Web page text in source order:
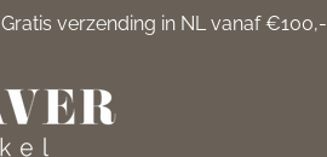
Gratis verzending in NL vanaf €100,-